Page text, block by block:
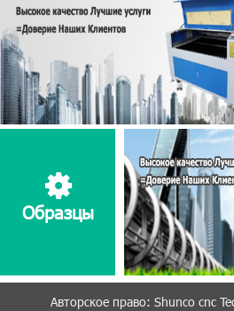
Образцы
Aвторское право: Shunco cnc